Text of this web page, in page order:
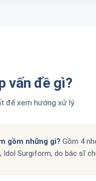
vấn đề gì?
để xem hướng xử lý.
gồm những gì? Gồm 4
Idol Surgiform, do bác sĩ